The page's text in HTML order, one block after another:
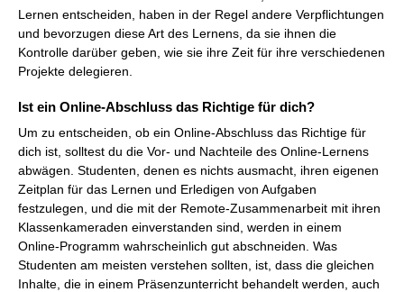
Lernen entscheiden, haben in der Regel andere Verpflichtungen
und bevorzugen diese Art des Lernens, da sie ihnen die
Kontrolle darüber geben, wie sie ihre Zeit für ihre verschiedenen
Projekte delegieren.
Ist ein Online-Abschluss das Richtige für dich?
Um zu entscheiden, ob ein Online-Abschluss das Richtige für
dich ist, solltest du die Vor- und Nachteile des Online-Lernens
abwägen. Studenten, denen es nichts ausmacht, ihren eigenen
Zeitplan für das Lernen und Erledigen von Aufgaben
festzulegen, und die mit der Remote-Zusammenarbeit mit ihren
Klassenkameraden einverstanden sind, werden in einem
Online-Programm wahrscheinlich gut abschneiden. Was
Studenten am meisten verstehen sollten, ist, dass die gleichen
Inhalte, die in einem Präsenzunterricht behandelt werden, auch